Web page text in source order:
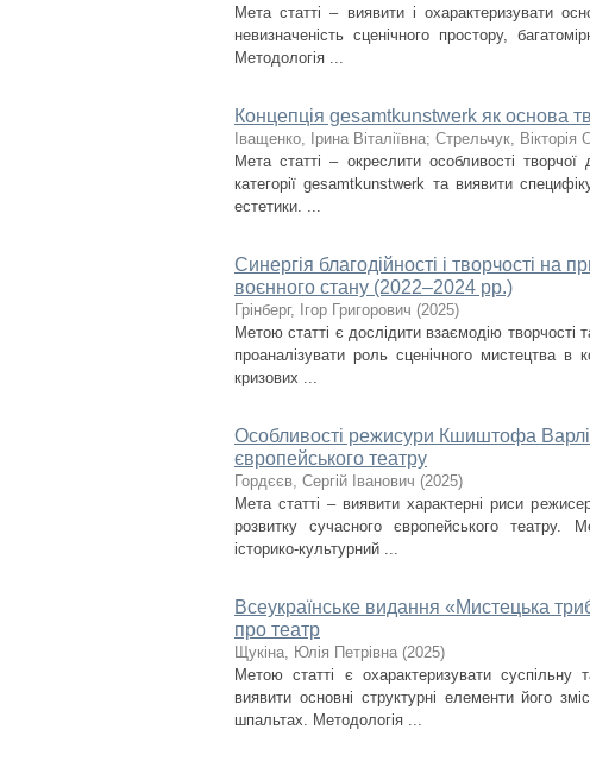
Мета статті – виявити і охарактеризувати
невизначеність сценічного простору,
Методологія ...
Концепція gesamtkunstwerk як основа
Іващенко, Ірина Віталіївна; Стрельчук, Вікторія
Мета статті – окреслити особливості
категорії gesamtkunstwerk та виявити
естетики. ...
Синергія благодійності і творчості на
воєнного стану (2022–2024 рр.)
Грінберг, Ігор Григорович (2025)
Метою статті є дослідити взаємодію творчості
проаналізувати роль сценічного мистецтва в
кризових ...
Особливості режисури Кшиштофа
європейського театру
Гордєєв, Сергій Іванович (2025)
Мета статті – виявити характерні риси
розвитку сучасного європейського театру.
історико-культурний ...
Всеукраїнське видання «Мистецька
про театр
Щукіна, Юлія Петрівна (2025)
Метою статті є охарактеризувати
виявити основні структурні елементи його
шпальтах. Методологія ...